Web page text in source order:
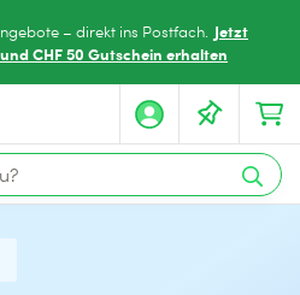
– direkt ins Postfach. Jetzt
CHF 50 Gutschein erhalten